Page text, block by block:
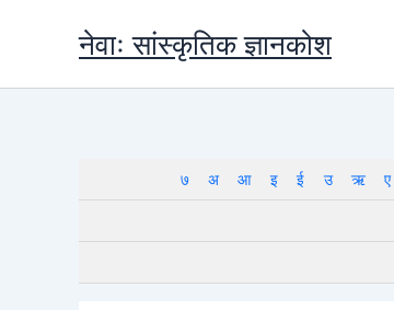
नेवाः सांस्कृतिक ज्ञानकोश
७ अ आ इ ई उ ऋ ए